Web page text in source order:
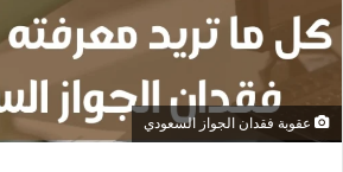
عقوبة فقدان الجواز السعودي